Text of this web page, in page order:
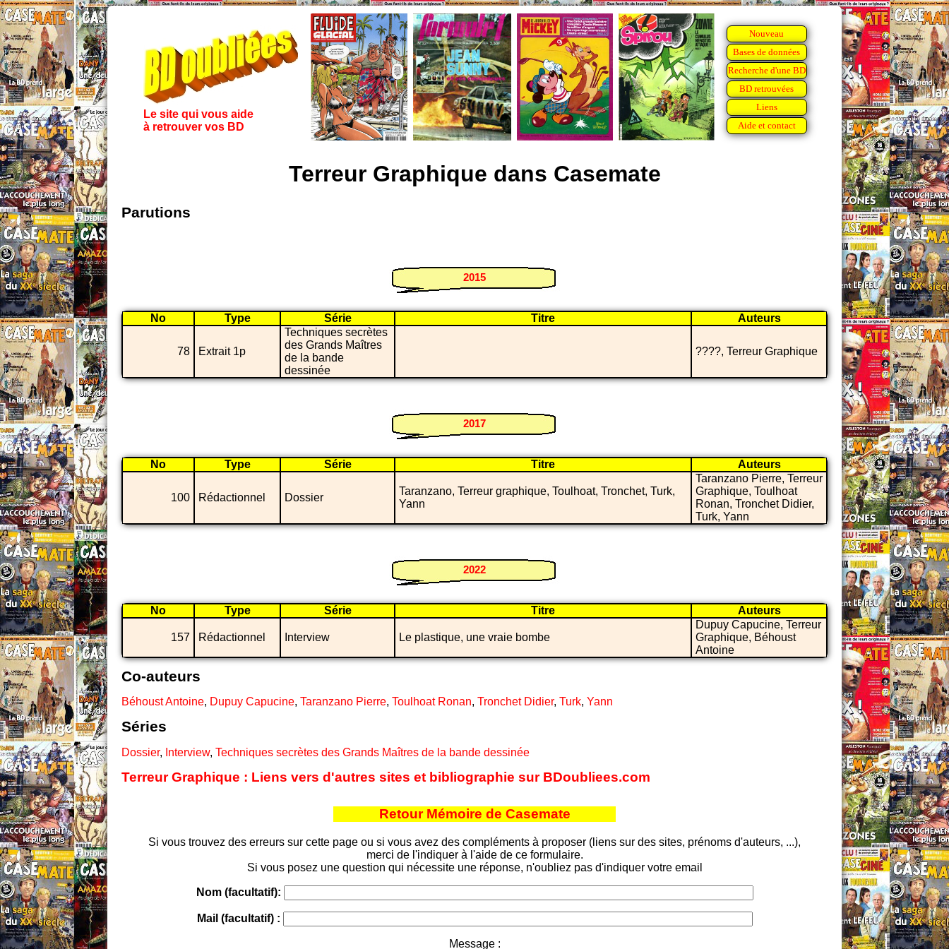
Le site qui vous aide
à retrouver vos BD
Nouveau
Bases de données
Recherche d'une BD
BD retrouvées
Liens
Aide et contact
Terreur Graphique dans Casemate
Parutions
2015
No Type Série Titre Auteurs
78 Extrait 1p
Techniques secrètes
des Grands Maîtres
de la bande
dessinée
????, Terreur Graphique
2017
No Type Série Titre Auteurs
100 Rédactionnel Dossier
Taranzano, Terreur graphique, Toulhoat, Tronchet, Turk,
Yann
Taranzano Pierre, Terreur
Graphique, Toulhoat
Ronan, Tronchet Didier,
Turk, Yann
2022
No Type Série Titre Auteurs
157 Rédactionnel Interview Le plastique, une vraie bombe
Dupuy Capucine, Terreur
Graphique, Béhoust
Antoine
Co-auteurs
Béhoust Antoine, Dupuy Capucine, Taranzano Pierre, Toulhoat Ronan, Tronchet Didier, Turk, Yann
Séries
Dossier, Interview, Techniques secrètes des Grands Maîtres de la bande dessinée
Terreur Graphique : Liens vers d'autres sites et bibliographie sur BDoubliees.com
Retour Mémoire de Casemate
Si vous trouvez des erreurs sur cette page ou si vous avez des compléments à proposer (liens sur des sites, prénoms d'auteurs, ...),
merci de l'indiquer à l'aide de ce formulaire.
Si vous posez une question qui nécessite une réponse, n'oubliez pas d'indiquer votre email
Nom (facultatif):
Mail (facultatif) :
Message :